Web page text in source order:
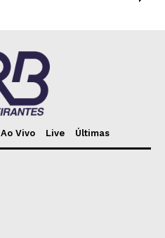
Ao Vivo Live Últimas